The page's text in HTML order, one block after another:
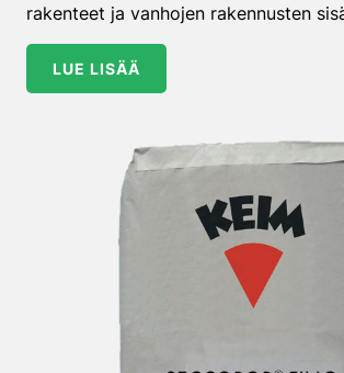
rakenteet ja vanhojen rakennusten
LUE LISÄÄ